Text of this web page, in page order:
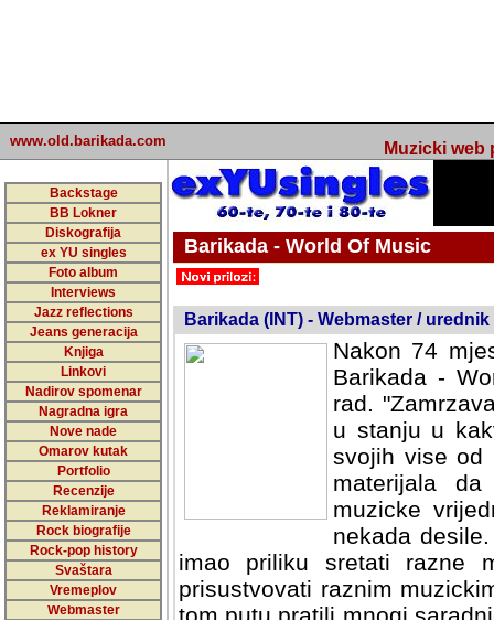
www.old.barikada.com Muzicki web
Backstage
BB Lokner
Diskografija
ex YU singles
Foto album
Interviews
Jazz reflections
Jeans generacija
Knjiga
Linkovi
Nadirov spomenar
Nagradna igra
Nove nade
Omarov kutak
Portfolio
Recenzije
Reklamiranje
Rock biografije
Rock-pop history
Svaštara
Vremeplov
Webmaster
Barikada - World Of Music
Barikada (INT) - Webmaster / urednik
Nakon 74
Barikada -
rad.
u stanju u
svojih vise od
materijala
muzicke
nekada
imao priliku sretati razne
prisustvovati raznim